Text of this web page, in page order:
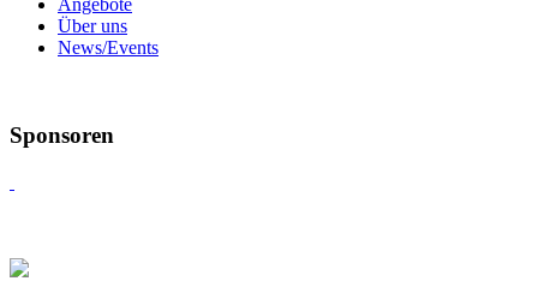
Angebote
Über uns
News/Events
Sponsoren